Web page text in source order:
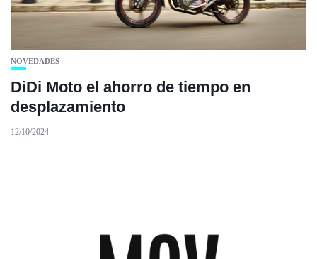
NOVEDADES
DiDi Moto el ahorro de tiempo en
desplazamiento
12/10/2024